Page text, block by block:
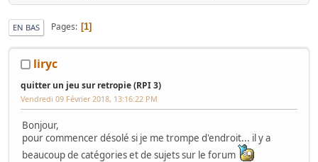
EN BAS Pages 1
liryc
quitter un jeu sur retropie (RPI 3)
Vendredi 09 Février 2018, 13:16:22 PM
Bonjour,
pour commencer désolé si je me trompe d'endroit... il y a
beaucoup de catégories et de sujets sur le forum